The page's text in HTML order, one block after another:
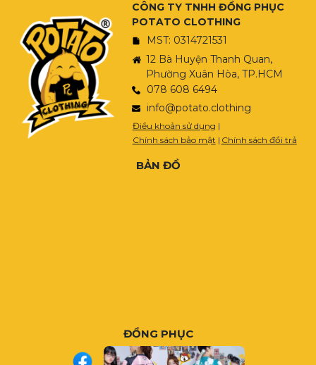
CÔNG TY TNHH ĐỒNG PHỤC
POTATO CLOTHING
MST: 0314721531
12 Bà Huyện Thanh Quan,
Phường Xuân Hòa, TP.HCM
078 608 6494
info@potato.clothing
Điều khoản sử dụng |
Chính sách bảo mật | Chính sách đổi trả
BẢN ĐỒ
ĐỒNG PHỤC